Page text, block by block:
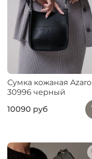
Сумка кожаная Azaro
30996 черный
10090 руб